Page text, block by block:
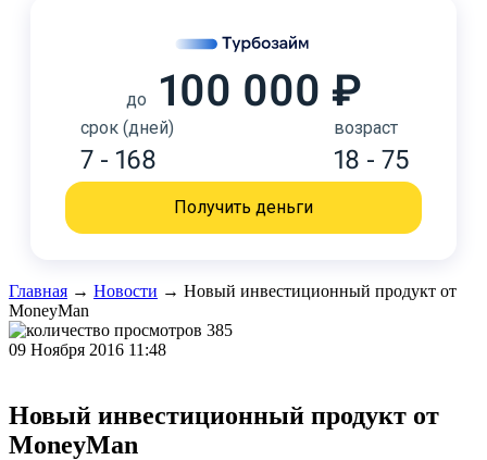
до 100 000 ₽
срок (дней)
7 - 168
возраст
18 - 75
Получить деньги
Главная → Новости → Новый инвестиционный продукт от
MoneyMan
385
09 Ноября 2016 11:48
Новый инвестиционный продукт от
MoneyMan